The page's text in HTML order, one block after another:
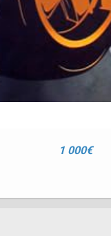
1 000€